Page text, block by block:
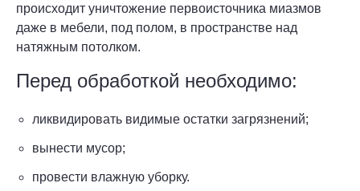
происходит уничтожение первоисточника миазмов
даже в мебели, под полом, в пространстве над
натяжным потолком.
Перед обработкой необходимо:
ликвидировать видимые остатки загрязнений;
вынести мусор;
провести влажную уборку.